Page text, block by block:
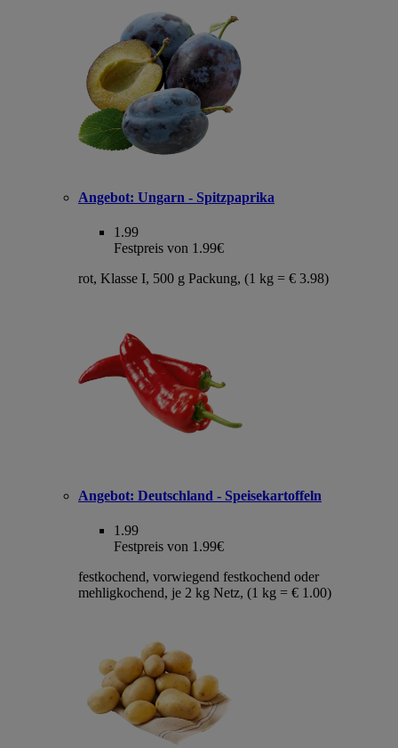
Angebot: Ungarn - Spitzpaprika
1.99
Festpreis von 1.99€
rot, Klasse I, 500 g Packung, (1 kg = € 3.98)
Angebot: Deutschland - Speisekartoffeln
1.99
Festpreis von 1.99€
festkochend, vorwiegend festkochend oder
mehligkochend, je 2 kg Netz, (1 kg = € 1.00)